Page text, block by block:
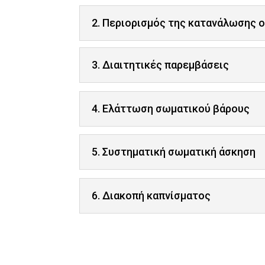
2. Περιορισμός της κατανάλωσης
3. Διαιτητικές παρεμβάσεις
4. Ελάττωση σωματικού βάρους
5. Συστηματική σωματική άσκηση
6. Διακοπή καπνίσματος